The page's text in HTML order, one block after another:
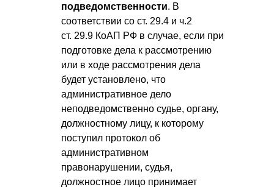
подведомственности. В
соответствии со ст. 29.4 и ч.2
ст. 29.9 КоАП РФ в случае, если при
подготовке дела к рассмотрению
или в ходе рассмотрения дела
будет установлено, что
административное дело
неподведомственно судье, органу,
должностному лицу, к которому
поступил протокол об
административном
правонарушении, судья,
должностное лицо принимает